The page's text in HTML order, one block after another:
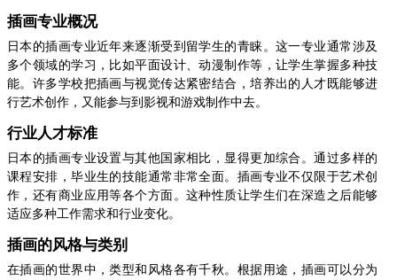
插画专业概况
日本的插画专业近年来逐渐受到留学生的青睐。这一专业通常涉及
多个领域的学习，比如平面设计、动漫制作等，让学生掌握多种技
能。许多学校把插画与视觉传达紧密结合，培养出的人才既能够进
行艺术创作，又能参与到影视和游戏制作中去。
行业人才标准
日本的插画专业设置与其他国家相比，显得更加综合。通过多样的
课程安排，毕业生的技能通常非常全面。插画专业不仅限于艺术创
作，还有商业应用等各个方面。这种性质让学生们在深造之后能够
适应多种工作需求和行业变化。
插画的风格与类别
在插画的世界中，类型和风格各有千秋。根据用途，插画可以分为